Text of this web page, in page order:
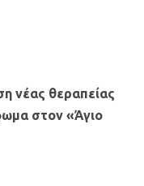
νέας θεραπείας
στον «Άγιο